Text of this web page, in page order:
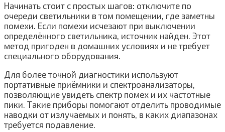
Начинать стоит с простых шагов: отключите по
очереди светильники в том помещении, где заметны
помехи. Если помехи исчезают при выключении
определённого светильника, источник найден. Этот
метод пригоден в домашних условиях и не требует
специального оборудования.
Для более точной диагностики используют
портативные приёмники и спектроанализаторы,
позволяющие увидеть спектр помех и их частотные
пики. Такие приборы помогают отделить проводимые
наводки от излучаемых и понять, в каких диапазонах
требуется подавление.